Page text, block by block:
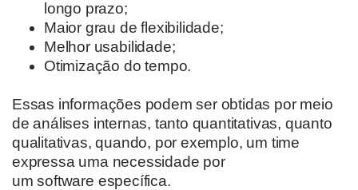
longo prazo;
Maior grau de flexibilidade;
Melhor usabilidade;
Otimização do tempo.
Essas informações podem ser obtidas por meio
de análises internas, tanto quantitativas, quanto
qualitativas, quando, por exemplo, um time
expressa uma necessidade por
umsoftware específica.